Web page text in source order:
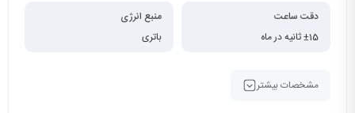
دقت ساعت
±15 ثانیه در ماه
منبع انرژی
باتری
مشخصات بیشتر